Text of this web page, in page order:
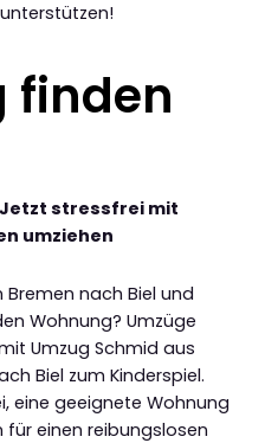
finden
Jetzt stressfrei mit
umziehen
nach Biel und
Wohnung? Umzüge
Umzug Schmid aus
Biel zum Kinderspiel.
eine geeignete Wohnung
für einen reibungslosen